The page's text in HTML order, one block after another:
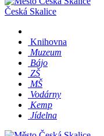
Česká Skalice
Knihovna
Muzeum
Bájo
ZŠ
MŠ
Vodárny
Kemp
Jídelna